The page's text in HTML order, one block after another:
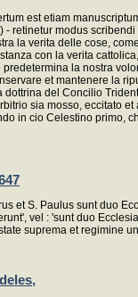
est etiam
- retinetur modus
la verita delle cose,
con la verita
la nostra
et mantenere la
del Concilio
sia mosso, eccitato
in cio Celestino primo,
et S. Paulus sunt duo
vel : 'sunt duo
suprema et regimine